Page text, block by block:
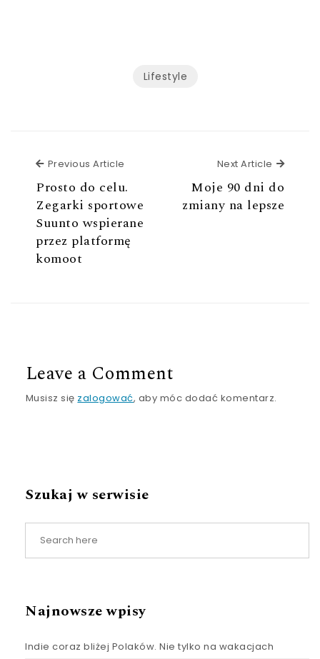
Lifestyle
Previous Article
Prosto do celu.
Zegarki sportowe
Suunto wspierane
przez platformę
komoot
Next Article Next
Moje 90 dni do
zmiany na lepsze
Leave a Comment
Musisz się zalogować, aby móc dodać komentarz.
Szukaj w serwisie
Najnowsze wpisy
Indie coraz bliżej Polaków. Nie tylko na wakacjach